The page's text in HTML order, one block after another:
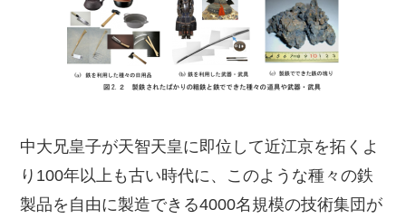
中大兄皇子が天智天皇に即位して近江京を拓くよ
り100年以上も古い時代に、このような種々の鉄
製品を自由に製造できる4000名規模の技術集団が